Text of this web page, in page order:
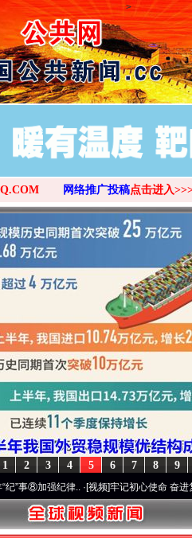
>
网络推广投稿点击进入
9
8
7
6
5
4
3
2
1
纪律..·[视频]牢记初心使命 奋进复兴征程丨